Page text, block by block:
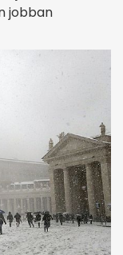
jobban